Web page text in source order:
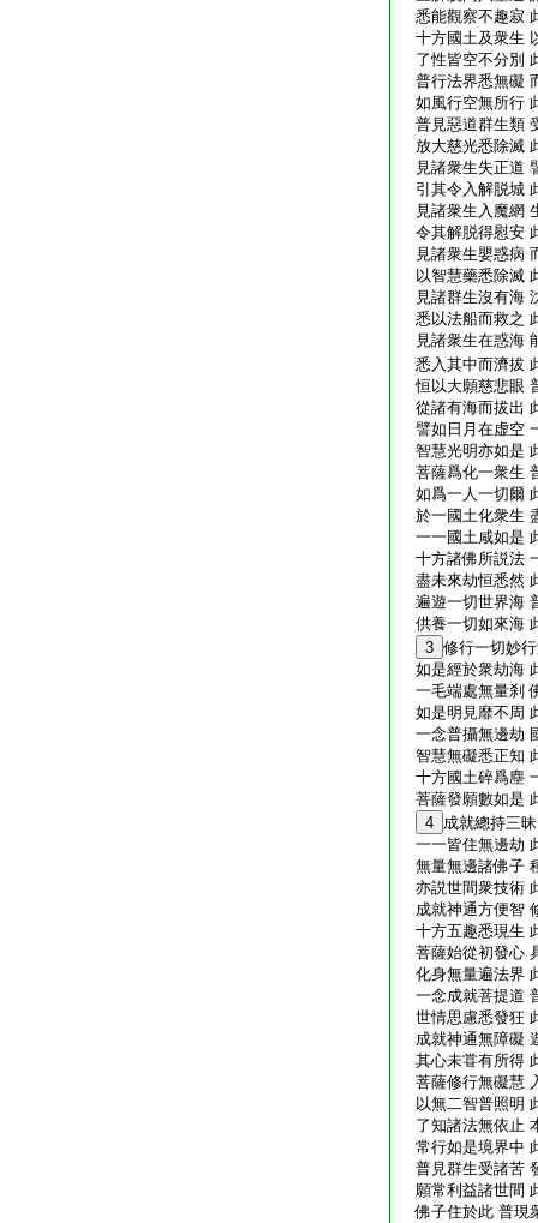
悉能觀察不趣寂
十方國土及衆生
了性皆空不分別
普行法界悉無礙
如風行空無所行
普見惡道群生類
放大慈光悉除滅
見諸衆生失正道
引其令入解脱城
見諸衆生入魔網
令其解脱得慰安
見諸衆生嬰惑病
以智慧藥悉除滅
見諸群生沒有海
悉以法船而救之
見諸衆生在惑海
悉入其中而濟拔
恒以大願慈悲眼
從諸有海而拔出
譬如日月在虚空
智慧光明亦如是
菩薩爲化一衆生
如爲一人一切爾
於一國土化衆生
一一國土咸如是
十方諸佛所説法
盡未來劫恒悉然
遍遊一切世界海
供養一切如來海
3 修行一切妙
如是經於衆劫海
一毛端處無量刹
如是明見靡不周
一念普攝無邊劫
智慧無礙悉正知
十方國土碎爲塵
菩薩發願數如是
4 成就總持三
一一皆住無邊劫
無量無邊諸佛子
亦説世間衆技術
成就神通方便智
十方五趣悉現生
菩薩始從初發心
化身無量遍法界
一念成就菩提道
世情思慮悉發狂
成就神通無障礙
其心未甞有所得
菩薩修行無礙慧
以無二智普照明
了知諸法無依止
常行如是境界中
普見群生受諸苦
願常利益諸世間
佛子住於此 普現